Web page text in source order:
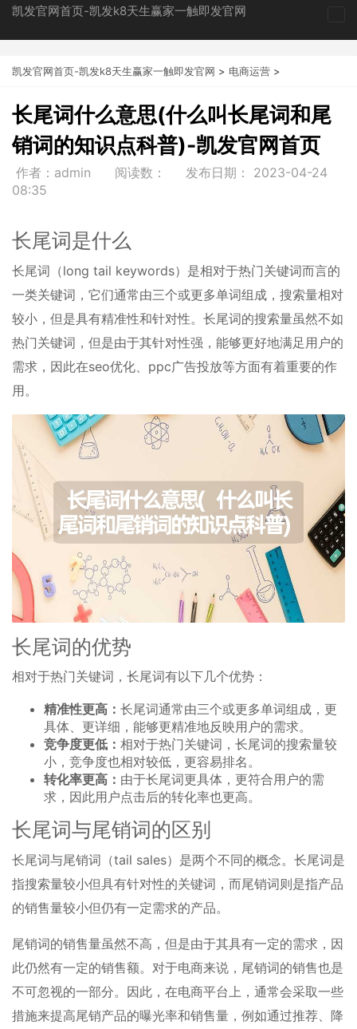
凯发官网首页-凯发k8天生赢家一触即发官网
凯发官网首页-凯发k8天生赢家一触即发官网 > 电商运营 >
长尾词什么意思(什么叫长尾词和尾
销词的知识点科普)-凯发官网首页
作者：admin 阅读数： 发布日期： 2023-04-24
08:35
长尾词是什么
长尾词（long tail keywords）是相对于热门关键词而言的
一类关键词，它们通常由三个或更多单词组成，搜索量相对
较小，但是具有精准性和针对性。长尾词的搜索量虽然不如
热门关键词，但是由于其针对性强，能够更好地满足用户的
需求，因此在seo优化、ppc广告投放等方面有着重要的作
用。
长尾词的优势
相对于热门关键词，长尾词有以下几个优势：
精准性更高： 长尾词通常由三个或更多单词组成，更
具体、更详细，能够更精准地反映用户的需求。
竞争度更低： 相对于热门关键词，长尾词的搜索量较
小，竞争度也相对较低，更容易排名。
转化率更高： 由于长尾词更具体，更符合用户的需
求，因此用户点击后的转化率也更高。
长尾词与尾销词的区别
长尾词与尾销词（tail sales）是两个不同的概念。长尾词是
指搜索量较小但具有针对性的关键词，而尾销词则是指产品
的销售量较小但仍有一定需求的产品。
尾销词的销售量虽然不高，但是由于其具有一定的需求，因
此仍然有一定的销售额。对于电商来说，尾销词的销售也是
不可忽视的一部分。因此，在电商平台上，通常会采取一些
措施来提高尾销产品的曝光率和销售量，例如通过推荐、降